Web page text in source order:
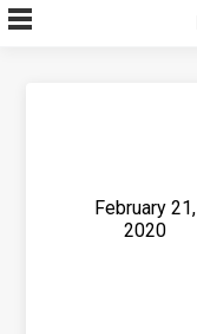
Skip
to
February 21,
2020